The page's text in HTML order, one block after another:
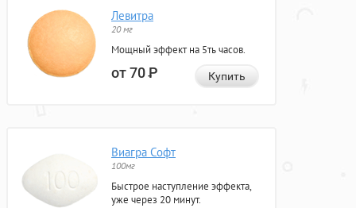
Левитра
20 мг
Мощный эффект на 5ть часов.
от 70Р Купить
Виагра Софт
100мг
Быстрое наступление эффекта,
уже через 20 минут.